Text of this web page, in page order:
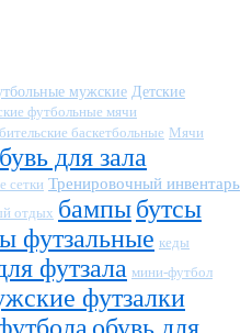
мужские Детские
футбольные мячи
баскетбольные Мячи
для зала
сетки Тренировочный инвентарь
отдых бампыбутсы
футзальные кеды
футзала мини-футбол
футзалки